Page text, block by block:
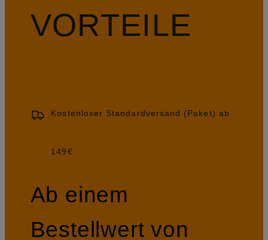
VORTEILE
Kostenloser Standardversand (Paket) ab
149€
Ab einem
Bestellwert von